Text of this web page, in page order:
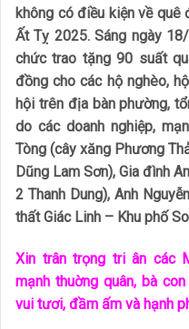
không có điều kiện về quê
Ất Tỵ 2025. Sáng ngày
chức trao tặng 90 suất
đồng cho các hộ nghèo,
hội trên địa bàn phường,
do các doanh nghiệp,
Tòng (cây xăng Phương
Dũng Lam Sơn), Gia đình
2 Thanh Dung), Anh
thất Giác Linh – Khu phố
Xin trân trọng tri ân các
mạnh thuờng quân, bà
vui tươi, đầm ấm và hạnh